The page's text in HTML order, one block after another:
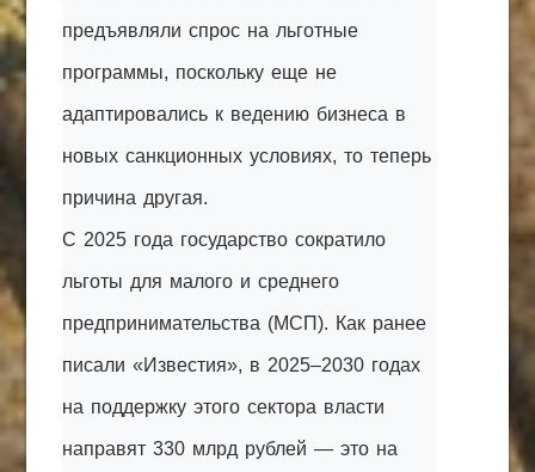
предъявляли спрос на льготные
программы, поскольку еще не
адаптировались к ведению бизнеса в
новых санкционных условиях, то теперь
причина другая.
С 2025 года государство сократило
льготы для малого и среднего
предпринимательства (МСП). Как ранее
писали «Известия», в 2025–2030 годах
на поддержку этого сектора власти
направят 330 млрд рублей — это на